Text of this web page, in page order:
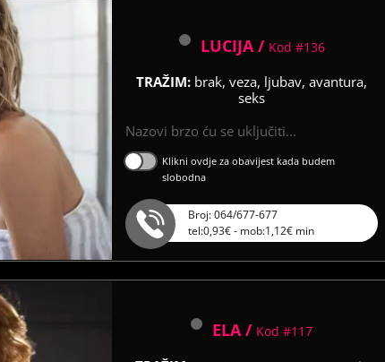
LUCIJA / Kod #136
TRAŽIM: brak, veza, ljubav, avantura,
seks
Nazovi brzo ću se uključiti...
Klikni ovdje za obavijest kada budem
slobodna
Broj: 064/677-677
tel:0,93€ - mob:1,12€ min
ELA / Kod #117